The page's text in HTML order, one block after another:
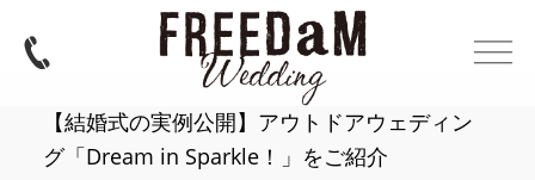
【結婚式の実例公開】アウトドアウェディン
グ「Dream in Sparkle！」をご紹介